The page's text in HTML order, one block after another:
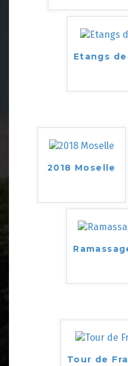
Etangs
2018 Moselle
Tour de